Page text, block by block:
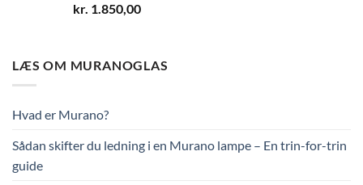
kr. 1.850,00
LÆS OM MURANOGLAS
Hvad er Murano?
Sådan skifter du ledning i en Murano lampe – En trin-for-trin
guide